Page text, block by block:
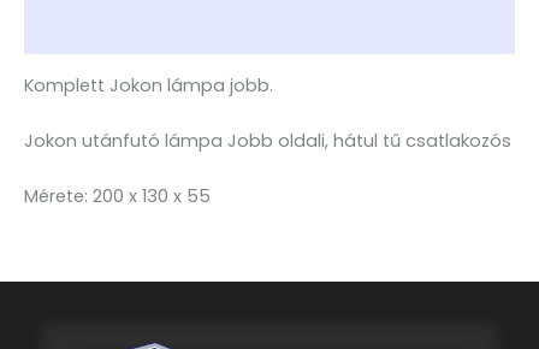
Komplett Jokon lámpa jobb.
Jokon utánfutó lámpa Jobb oldali, hátul tű csatlakozós
Mérete: 200 x 130 x 55